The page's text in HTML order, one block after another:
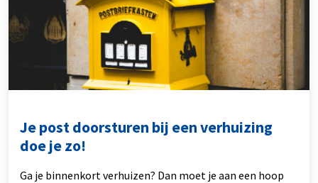
Je post doorsturen bij een verhuizing
doe je zo!
Ga je binnenkort verhuizen? Dan moet je aan een hoop